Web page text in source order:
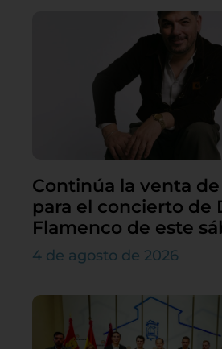
Continúa la venta
para el concierto de
Flamenco de este
4 de agosto de 2026